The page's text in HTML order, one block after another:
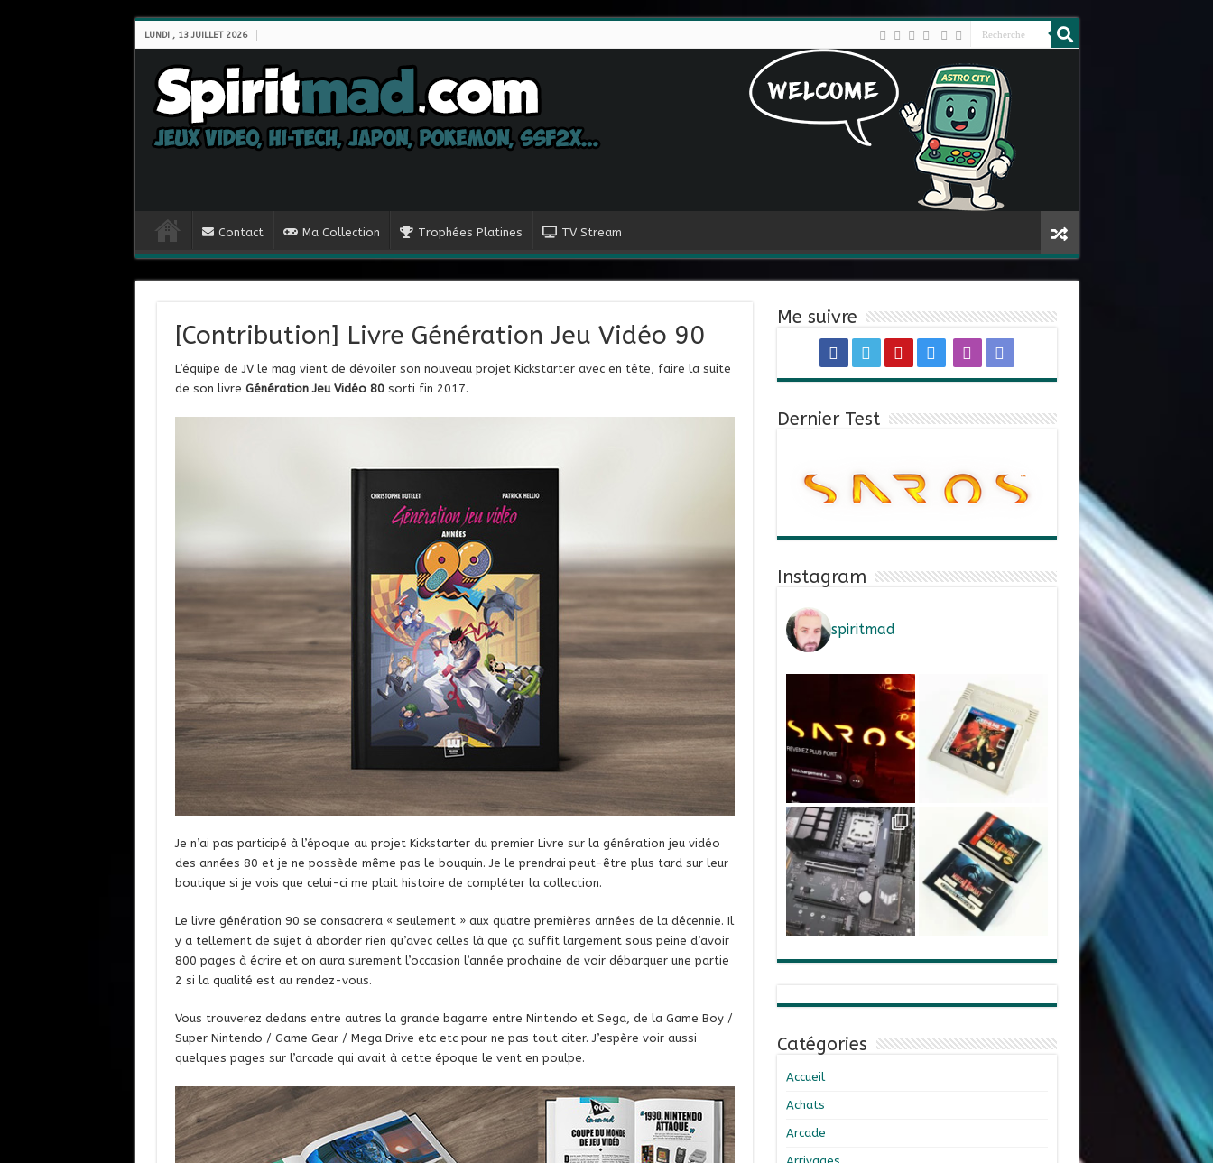
LUNDI , 13 JUILLET 2026
Contact Ma Collection Trophées Platines TV Stream
[Contribution] Livre Génération Jeu Vidéo 90
L’équipe de JV le mag vient de dévoiler son nouveau projet Kickstarter avec en tête, faire la suite
de son livre Génération Jeu Vidéo 80 sorti fin 2017.
Je n’ai pas participé à l’époque au projet Kickstarter du premier Livre sur la génération jeu vidéo
des années 80 et je ne possède même pas le bouquin. Je le prendrai peut-être plus tard sur leur
boutique si je vois que celui-ci me plait histoire de compléter la collection.
Le livre génération 90 se consacrera « seulement » aux quatre premières années de la décennie. Il
y a tellement de sujet à aborder rien qu’avec celles là que ça suffit largement sous peine d’avoir
800 pages à écrire et on aura surement l’occasion l’année prochaine de voir débarquer une partie
2 si la qualité est au rendez-vous.
Vous trouverez dedans entre autres la grande bagarre entre Nintendo et Sega, de la Game Boy /
Super Nintendo / Game Gear / Mega Drive etc etc pour ne pas tout citer. J’espère voir aussi
quelques pages sur l’arcade qui avait à cette époque le vent en poulpe.
Me suivre
Dernier Test
Instagram
spiritmad
Catégories
Accueil
Achats
Arcade